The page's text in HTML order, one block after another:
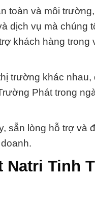
toàn và môi
dịch vụ mà chúng
khách hàng trong
trường khác nhau,
Phát trong
sẵn lòng hỗ trợ và
Natri Tinh